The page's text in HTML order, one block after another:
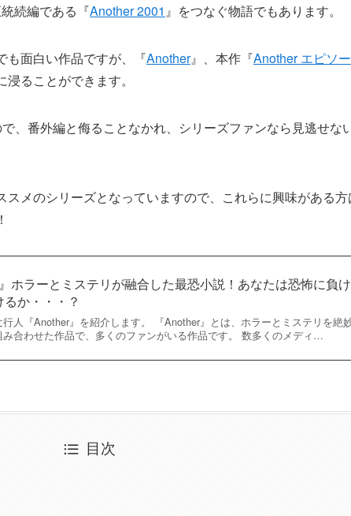
続編である『Another 2001 』をつなぐ物語でもあります。
も面白い作品ですが、『Another』、本作『Another エピソ
ることができます。
、番外編と侮ることなかれ、シリーズファンなら見逃せな
メのシリーズとなっていますので、これらに興味がある方
』ホラーとミステリが融合した最恐小説！あなたは恐怖に負
か・・・？
人『Another』を紹介します。 『Another』とは、ホラーとミステリを絶
み合わせた作品で、多くのファンがいる作品です。 数多くのメディ…
目次